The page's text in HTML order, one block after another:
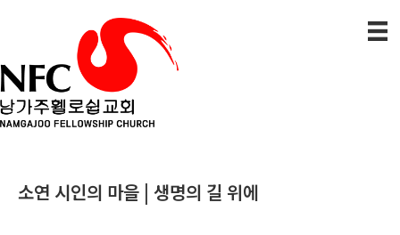
소연 시인의 마을 | 생명의 길 위에